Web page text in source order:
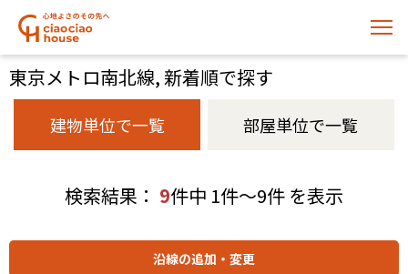
東京メトロ南北線, 新着順で探す
建物単位で一覧 部屋単位で一覧
検索結果： 9件中 1件～9件 を表示